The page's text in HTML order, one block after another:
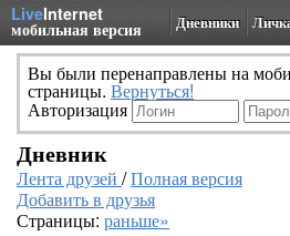
LiveInternet
мобильная версия Дневники
Вы были перенаправлены на
страницы. Вернуться!
Авторизация
Дневник
Лента друзей /Полная версия
Добавить в друзья
Страницы: раньше»